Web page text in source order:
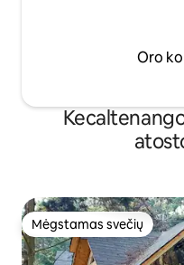
Oro
Mėgstamas svečių
Mėgstamas svečių